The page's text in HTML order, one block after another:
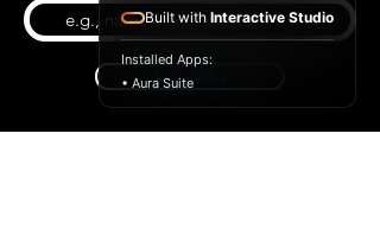
Subscribe
Built with Interactive Studio
Installed Apps:
• Aura Suite